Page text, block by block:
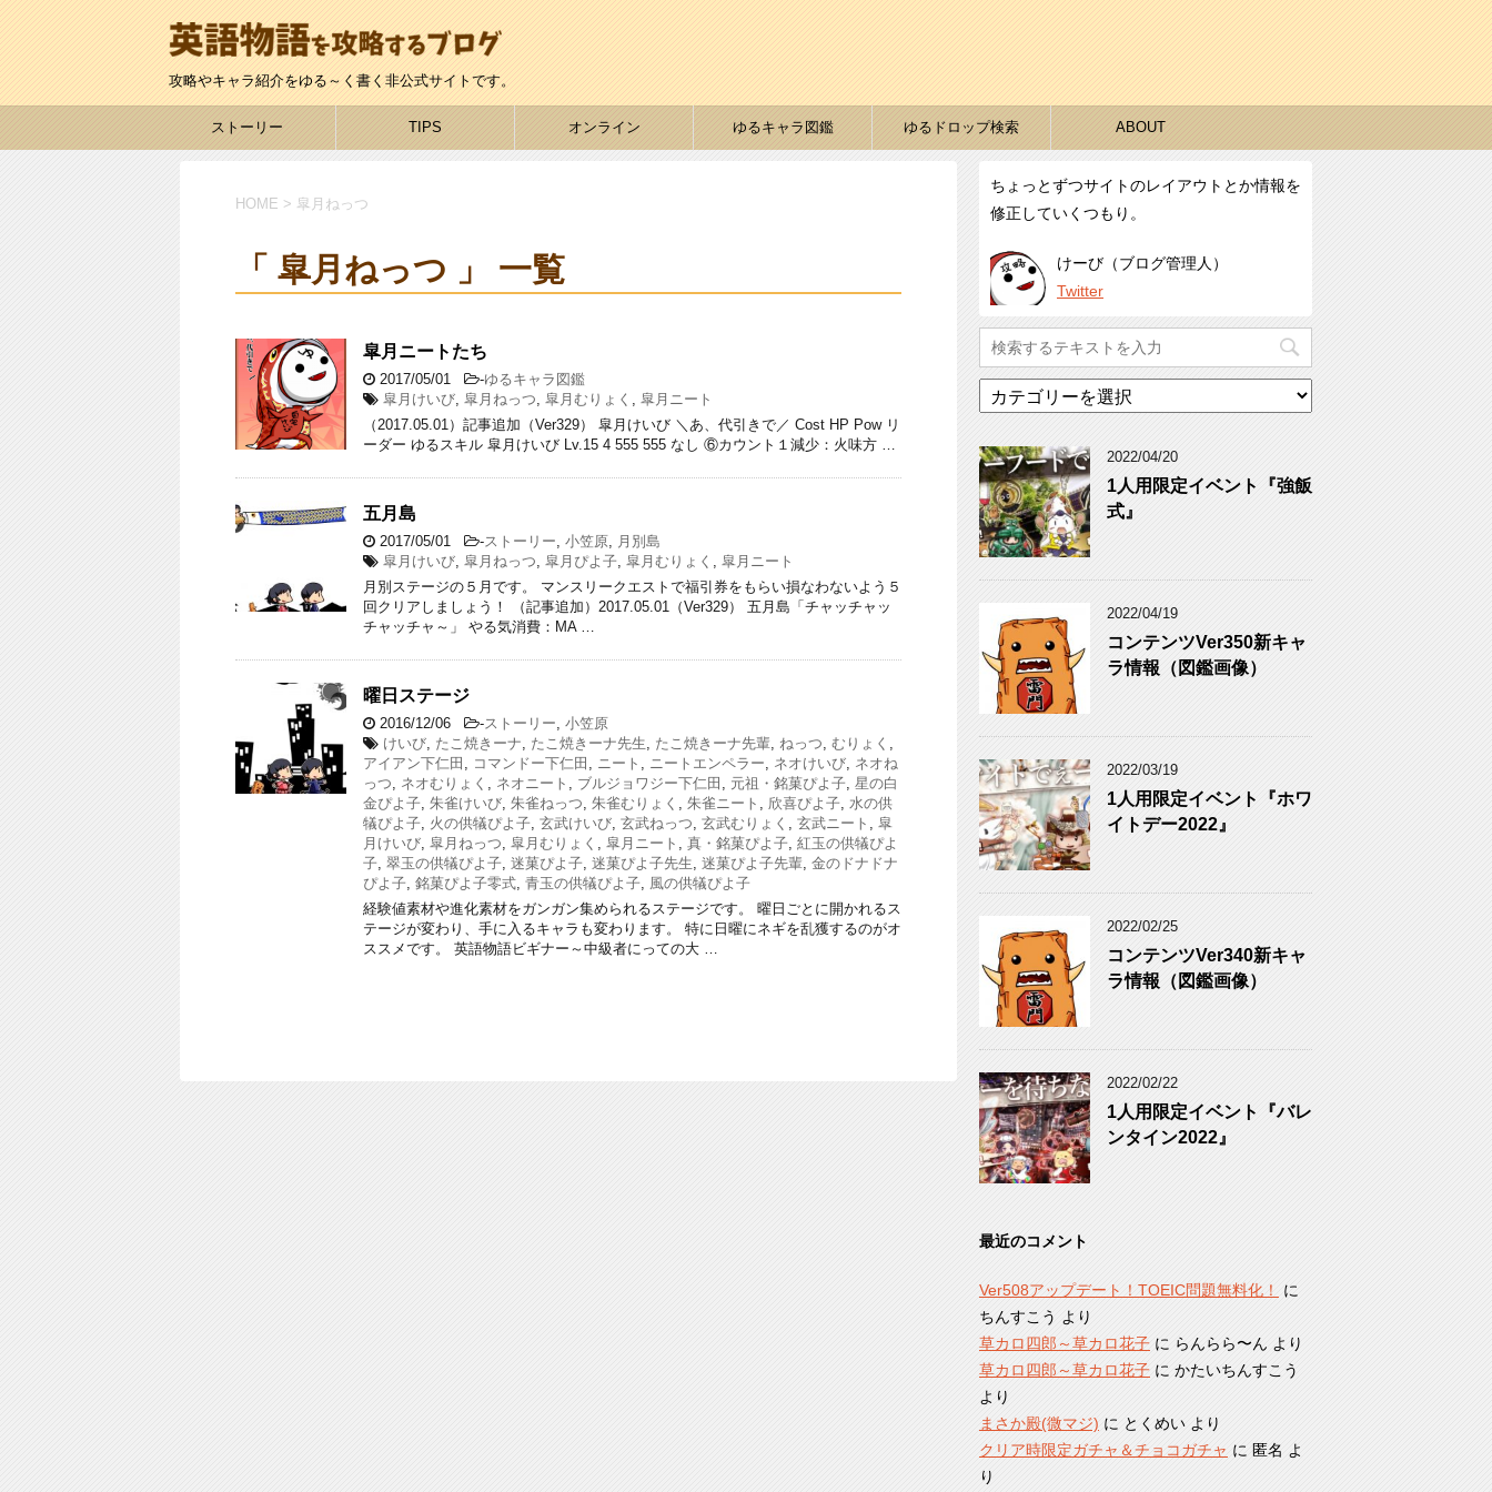
攻略やキャラ紹介をゆる～く書く非公式サイトです。
ストーリー TIPS オンライン ゆるキャラ図鑑 ゆるドロップ検索 ABOUT
HOME > 皐月ねっつ
「 皐月ねっつ 」 一覧
皐月ニートたち
2017/05/01 -ゆるキャラ図鑑
皐月けいび 皐月ねっつ 皐月むりょく
皐月ニート
（2017.05.01）記事追加（Ver329） 皐月けいび ＼あ、代引きで／ Cost HP Pow リ
ーダー ゆるスキル 皐月けいび Lv.15 4 555 555 なし ⑥カウント１減少：火味方 …
五月島
2017/05/01 -ストーリー 小笠原
月別島
皐月けいび 皐月ねっつ 皐月ぴよ子 皐月むりょく
皐月ニート
月別ステージの５月です。 マンスリークエストで福引券をもらい損なわないよう５
回クリアしましょう！ （記事追加）2017.05.01（Ver329） 五月島「チャッチャッ
チャッチャ～」 やる気消費：MA …
曜日ステージ
2016/12/06 -ストーリー 小笠原
けいび たこ焼きーナ たこ焼きーナ先生 たこ焼きーナ先輩 ねっつ むりょく
アイアン下仁田
コマンドー下仁田 ニート ニートエンペラー ネオけいび ネオね
っつ
ネオむりょく ネオニート ブルジョワジー下仁田 元祖・銘菓ぴよ子 星の白
金ぴよ子 朱雀けいび 朱雀ねっつ 朱雀むりょく 朱雀ニート 欣喜ぴよ子 水の供
犠ぴよ子 火の供犠ぴよ子 玄武けいび 玄武ねっつ 玄武むりょく 玄武ニート
皐
月けいび 皐月ねっつ 皐月むりょく 皐月ニート 真・銘菓ぴよ子 紅玉の供犠ぴよ
子 翠玉の供犠ぴよ子 迷菓ぴよ子 迷菓ぴよ子先生 迷菓ぴよ子先輩 金のドナドナ
ぴよ子 銘菓ぴよ子零式 青玉の供犠ぴよ子 風の供犠ぴよ子
経験値素材や進化素材をガンガン集められるステージです。 曜日ごとに開かれるス
テージが変わり、手に入るキャラも変わります。 特に日曜にネギを乱獲するのがオ
ススメです。 英語物語ビギナー～中級者にっての大 …
ちょっとずつサイトのレイアウトとか情報を
修正していくつもり。
けーび（ブログ管理人）
Twitter
テ
リ
ー
2022/04/20
1人用限定イベント『強飯
式』
2022/04/19
コンテンツVer350新キャ
ラ情報（図鑑画像）
2022/03/19
1人用限定イベント『ホワ
イトデー2022』
2022/02/25
コンテンツVer340新キャ
ラ情報（図鑑画像）
2022/02/22
1人用限定イベント『バレ
ンタイン2022』
最近のコメント
Ver508アップデート！TOEIC問題無料化！
に
ちんすこう より
草カロ四郎～草カロ花子 に らんらら〜ん より
草カロ四郎～草カロ花子 に かたいちんすこう
より
まさか殿(微マジ) に とくめい より
クリア時限定ガチャ＆チョコガチャ に 匿名 よ
り